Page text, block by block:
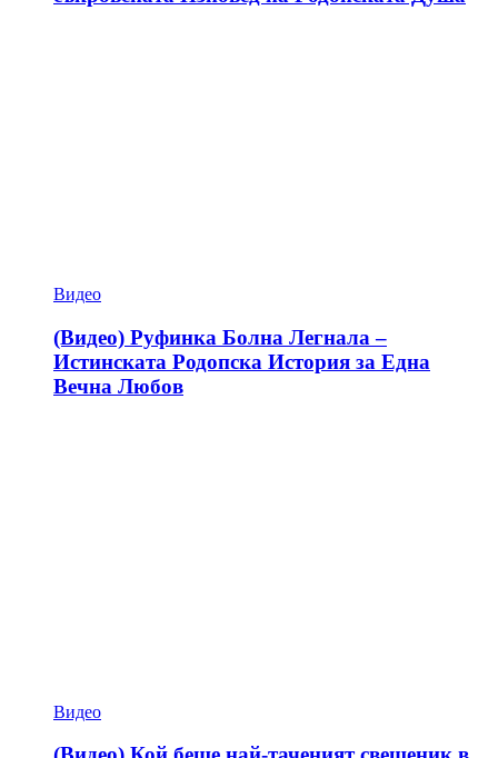
Видео
(Видео) Руфинка Болна Легнала –
Истинската Родопска История за Една
Вечна Любов
Видео